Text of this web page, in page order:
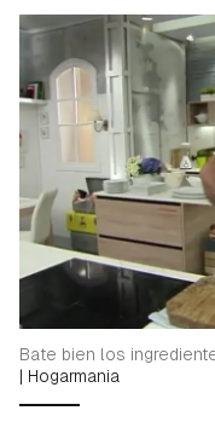
Bate bien los
| Hogarmania